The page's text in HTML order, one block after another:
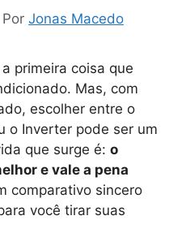
Por Jonas Macedo
primeira coisa que
Mas, com
escolher entre o
o Inverter pode ser um
que surge é: o
e vale a pena
comparativo sincero
você tirar suas